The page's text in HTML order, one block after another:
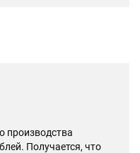
производства
Получается, что